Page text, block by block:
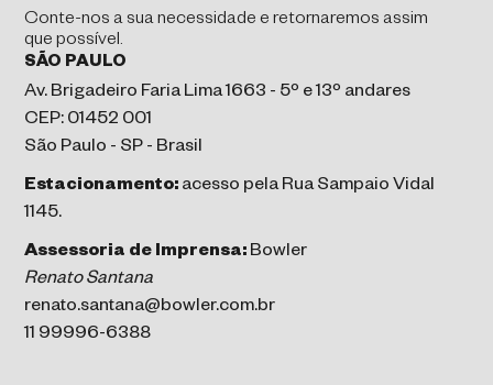
Conte-nos a sua necessidade e retornaremos assim
que possível.
SÃO PAULO
Av. Brigadeiro Faria Lima 1663 - 5º e 13º andares
CEP: 01452 001
São Paulo - SP - Brasil
Estacionamento: acesso pela Rua Sampaio Vidal
1145.
Assessoria de Imprensa: Bowler
Renato Santana
renato.santana@bowler.com.br
11 99996-6388